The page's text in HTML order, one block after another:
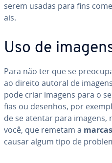
serem usadas para fins
ais.
Uso de
Para não ter que se
ao direito autoral de
pode criar imagens para o
fias ou desenhos, por
de se atentar para imagens,
você, que remetam a
causar algum tipo de